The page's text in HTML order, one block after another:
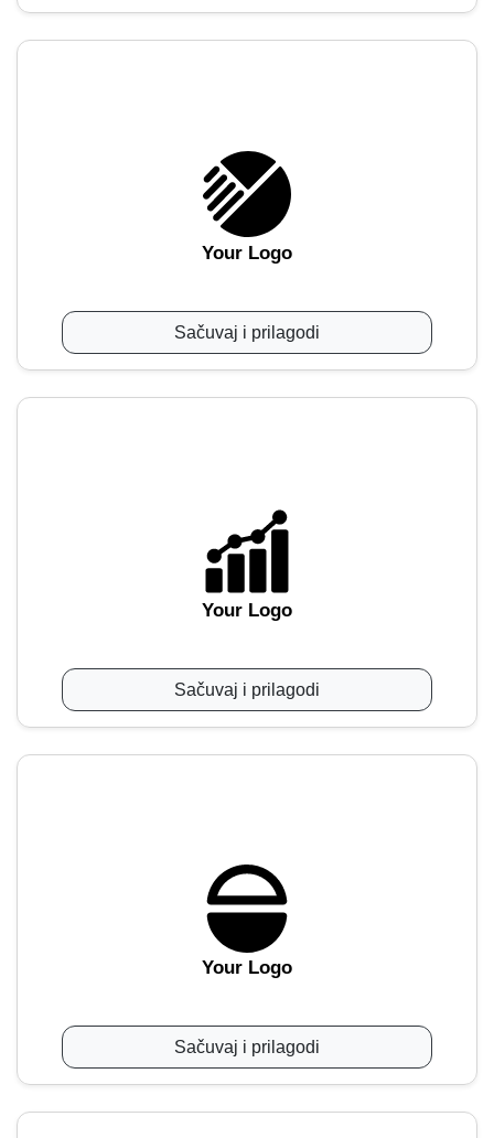
Your Logo
Sačuvaj i prilagodi
Your Logo
Sačuvaj i prilagodi
Your Logo
Sačuvaj i prilagodi